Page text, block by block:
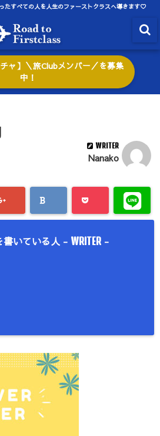
たすべての人を人生のファーストクラスへ導きます♡
ャ】＼旅Clubメンバー／を募集
中！
WRITER
Nanako
書いている人 - WRITER-